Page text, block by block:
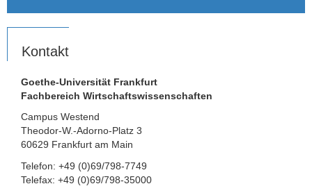
Kontakt
Goethe-Universität Frankfurt
Fachbereich Wirtschaftswissenschaften
Campus Westend
Theodor-W.-Adorno-Platz 3
60629 Frankfurt am Main
Telefon: +49 (0)69/798-7749
Telefax: +49 (0)69/798-35000